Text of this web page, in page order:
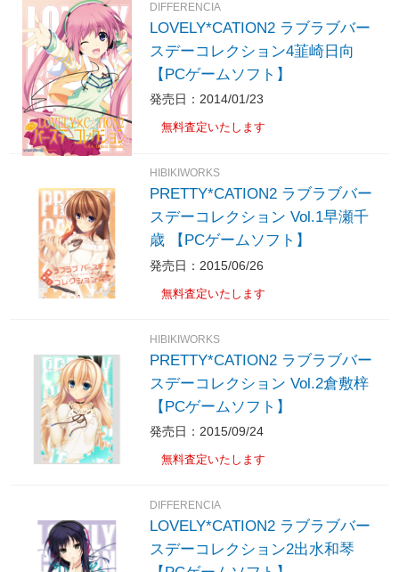
DIFFERENCIA
LOVELY*CATION2 ラブラブバー
スデーコレクション4韮崎日向
【PCゲームソフト】
発売日：2014/01/23
無料査定いたします
HIBIKIWORKS
PRETTY*CATION2 ラブラブバー
スデーコレクション Vol.1早瀬千
歳 【PCゲームソフト】
発売日：2015/06/26
無料査定いたします
HIBIKIWORKS
PRETTY*CATION2 ラブラブバー
スデーコレクション Vol.2倉敷梓
【PCゲームソフト】
発売日：2015/09/24
無料査定いたします
DIFFERENCIA
LOVELY*CATION2 ラブラブバー
スデーコレクション2出水和琴